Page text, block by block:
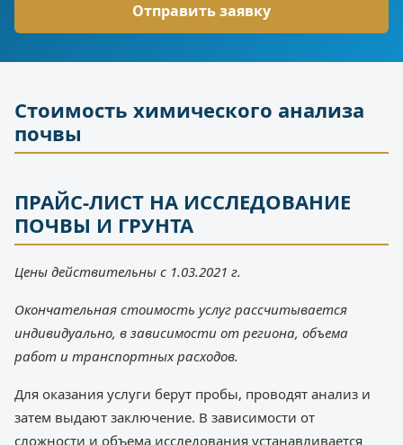
Стоимость химического анализа
почвы
ПРАЙС-ЛИСТ НА ИССЛЕДОВАНИЕ
ПОЧВЫ И ГРУНТА
Цены действительны с 1.03.2021 г.
Окончательная стоимость услуг рассчитывается
индивидуально, в зависимости от региона, объема
работ и транспортных расходов.
Для оказания услуги берут пробы, проводят анализ и
затем выдают заключение. В зависимости от
сложности и объема исследования устанавливается